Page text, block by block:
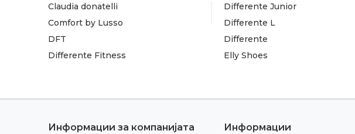
Claudia donatelli
Comfort by Lusso
DFT
Differente Fitness
Differente Junior
Differente L
Differente
Elly Shoes
Информации за компанијата Информации